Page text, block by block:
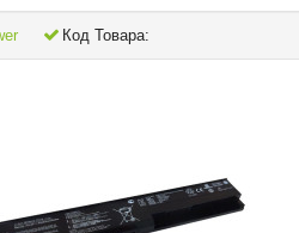
Код Товара: